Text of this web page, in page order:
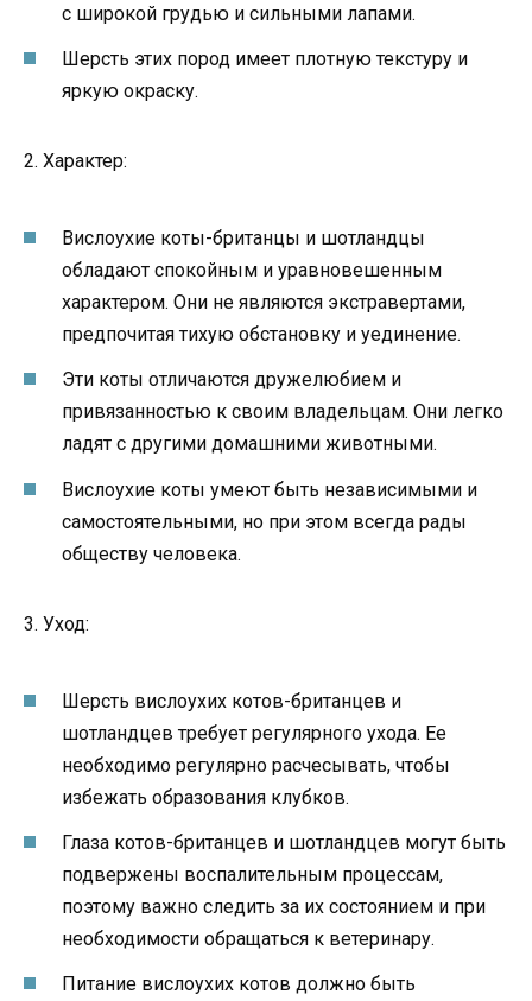
с широкой грудью и сильными лапами.
Шерсть этих пород имеет плотную текстуру и
яркую окраску.
2. Характер:
Вислоухие коты-британцы и шотландцы
обладают спокойным и уравновешенным
характером. Они не являются экстравертами,
предпочитая тихую обстановку и уединение.
Эти коты отличаются дружелюбием и
привязанностью к своим владельцам. Они легко
ладят с другими домашними животными.
Вислоухие коты умеют быть независимыми и
самостоятельными, но при этом всегда рады
обществу человека.
3. Уход:
Шерсть вислоухих котов-британцев и
шотландцев требует регулярного ухода. Ее
необходимо регулярно расчесывать, чтобы
избежать образования клубков.
Глаза котов-британцев и шотландцев могут быть
подвержены воспалительным процессам,
поэтому важно следить за их состоянием и при
необходимости обращаться к ветеринару.
Питание вислоухих котов должно быть